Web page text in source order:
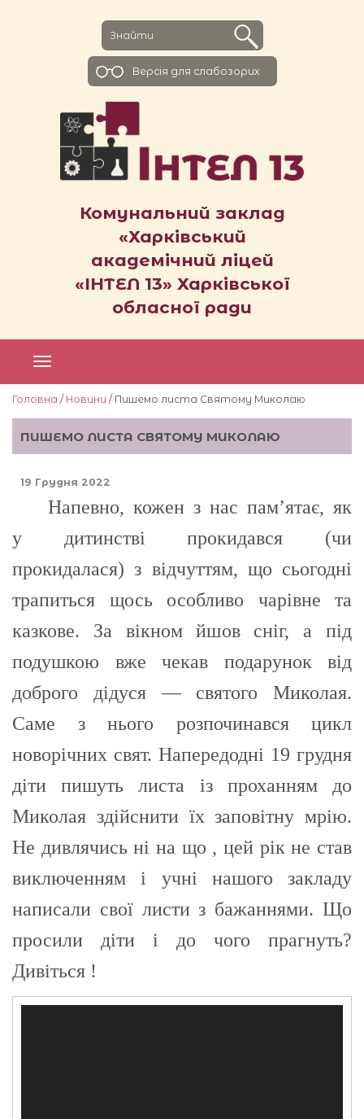
Комунальний заклад
«Харківський
академічний ліцей
«ІНТЕЛ 13» Харківської
обласної ради
Версiя для слабозорих
Головна / Новини / Пишемо листа Святому Миколаю
ПИШЕМО ЛИСТА СВЯТОМУ МИКОЛАЮ
19 Грудня 2022
Напевно, кожен з нас пам’ятає, як
у дитинстві прокидався (чи
прокидалася) з відчуттям, що сьогодні
трапиться щось особливо чарівне та
казкове. За вікном йшов сніг, а під
подушкою вже чекав подарунок від
доброго дідуся — святого Миколая.
Саме з нього розпочинався цикл
новорічних свят. Напередодні 19 грудня
діти пишуть листа із проханням до
Миколая здійснити їх заповітну мрію.
Не дивлячись ні на що , цей рік не став
виключенням і учні нашого закладу
написали свої листи з бажаннями. Що
просили діти і до чого прагнуть?
Дивіться !